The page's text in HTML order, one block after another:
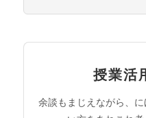
授業活
余談もまじえながら、